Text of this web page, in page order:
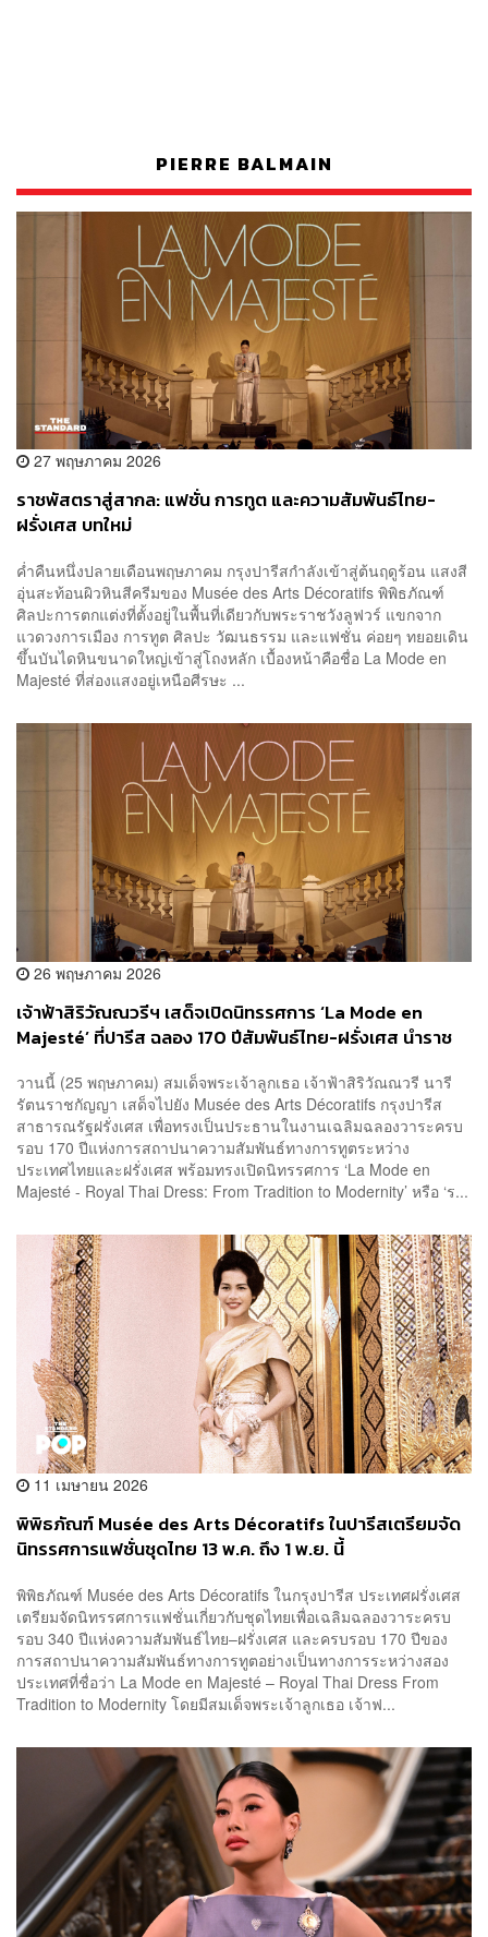
PIERRE BALMAIN
27 พฤษภาคม 2026
ราชพัสตราสู่สากล: แฟชั่น การทูต และความสัมพันธ์ไทย-
ฝรั่งเศส บทใหม่
ค่ำคืนหนึ่งปลายเดือนพฤษภาคม กรุงปารีสกำลังเข้าสู่ต้นฤดูร้อน แสงสี
อุ่นสะท้อนผิวหินสีครีมของ Musée des Arts Décoratifs พิพิธภัณฑ์
ศิลปะการตกแต่งที่ตั้งอยู่ในพื้นที่เดียวกับพระราชวังลูฟวร์ แขกจาก
แวดวงการเมือง การทูต ศิลปะ วัฒนธรรม และแฟชั่น ค่อยๆ ทยอยเดิน
ขึ้นบันไดหินขนาดใหญ่เข้าสู่โถงหลัก เบื้องหน้าคือชื่อ La Mode en
Majesté ที่ส่องแสงอยู่เหนือศีรษะ ...
26 พฤษภาคม 2026
เจ้าฟ้าสิริวัณณวรีฯ เสด็จเปิดนิทรรศการ ‘La Mode en
Majesté’ ที่ปารีส ฉลอง 170 ปีสัมพันธ์ไทย-ฝรั่งเศส นำราช
วานนี้ (25 พฤษภาคม) สมเด็จพระเจ้าลูกเธอ เจ้าฟ้าสิริวัณณวรี นารี
รัตนราชกัญญา เสด็จไปยัง Musée des Arts Décoratifs กรุงปารีส
สาธารณรัฐฝรั่งเศส เพื่อทรงเป็นประธานในงานเฉลิมฉลองวาระครบ
รอบ 170 ปีแห่งการสถาปนาความสัมพันธ์ทางการทูตระหว่าง
ประเทศไทยและฝรั่งเศส พร้อมทรงเปิดนิทรรศการ ‘La Mode en
Majesté - Royal Thai Dress: From Tradition to Modernity’ หรือ ‘ร...
11 เมษายน 2026
พิพิธภัณฑ์ Musée des Arts Décoratifs ในปารีสเตรียมจัด
นิทรรศการแฟชั่นชุดไทย 13 พ.ค. ถึง 1 พ.ย. นี้
พิพิธภัณฑ์ Musée des Arts Décoratifs ในกรุงปารีส ประเทศฝรั่งเศส
เตรียมจัดนิทรรศการแฟชั่นเกี่ยวกับชุดไทยเพื่อเฉลิมฉลองวาระครบ
รอบ 340 ปีแห่งความสัมพันธ์ไทย–ฝรั่งเศส และครบรอบ 170 ปีของ
การสถาปนาความสัมพันธ์ทางการทูตอย่างเป็นทางการระหว่างสอง
ประเทศที่ชื่อว่า La Mode en Majesté – Royal Thai Dress From
Tradition to Modernity โดยมีสมเด็จพระเจ้าลูกเธอ เจ้าฟ...